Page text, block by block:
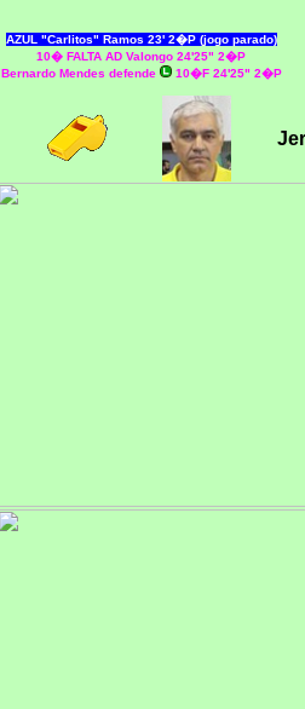
AZUL "Carlitos" Ramos 23' 2�P (jogo parado)
10� FALTA AD Valongo 24'25" 2�P
Bernardo Mendes defende
10�F 24'25" 2�P